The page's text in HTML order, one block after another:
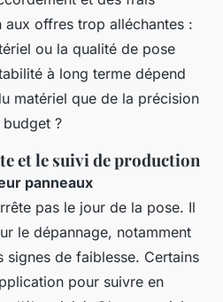
offres trop alléchantes :
ou la qualité de pose
à long terme dépend
matériel que de la précision
budget ?
et le suivi de production
panneaux
pas le jour de la pose. Il
le dépannage, notamment
signes de faiblesse. Certains
pour suivre en